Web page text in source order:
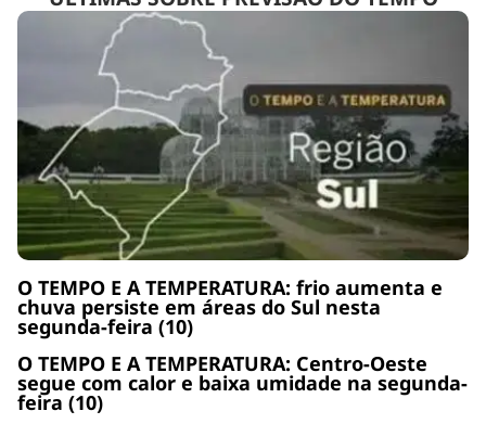
O TEMPO E A TEMPERATURA: frio aumenta e
chuva persiste em áreas do Sul nesta
segunda-feira (10)
O TEMPO E A TEMPERATURA: Centro-Oeste
segue com calor e baixa umidade na segunda-
feira (10)